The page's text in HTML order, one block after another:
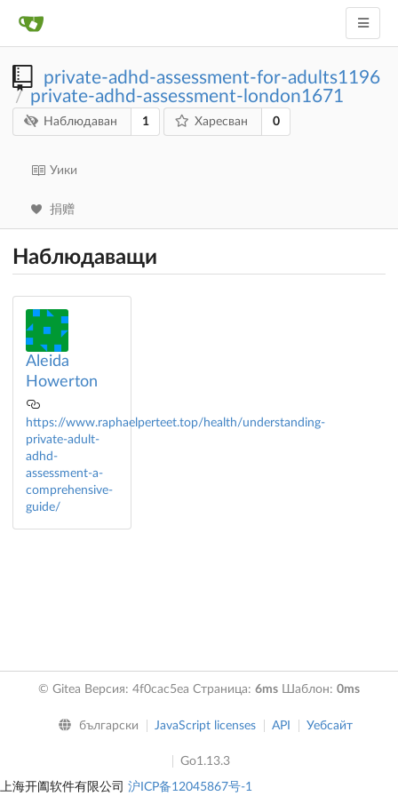
private-adhd-assessment-for-adults1196
/ private-adhd-assessment-london1671
Наблюдаван 1 Харесван 0
Уики
捐赠
Наблюдаващи
Aleida
Howerton
https://www.raphaelperteet.top/health/understanding-
private-adult-
adhd-
assessment-a-
comprehensive-
guide/
© Gitea Версия: 4f0cac5ea Страница: 6ms Шаблон: 0ms
български JavaScript licenses API Уебсайт
Go1.13.3
上海开阖软件有限公司 沪ICP备12045867号-1